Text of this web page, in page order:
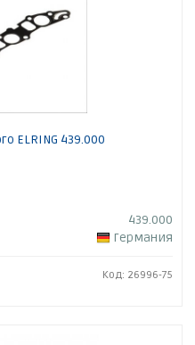
ELRING 439.000
439.000
Германия
Код: 26996-75